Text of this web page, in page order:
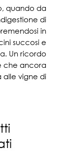
quando da
di
in
succosi e
Un ricordo
che ancora
alle vigne di
è
dove le
frutta si
a